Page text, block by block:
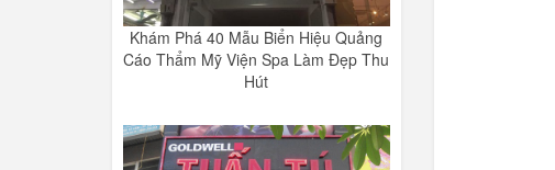
Khám Phá 40 Mẫu Biển Hiệu Quảng
Cáo Thẩm Mỹ Viện Spa Làm Đẹp Thu
Hút